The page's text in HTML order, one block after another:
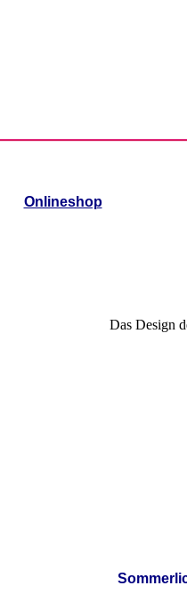
Onlineshop
Das Design